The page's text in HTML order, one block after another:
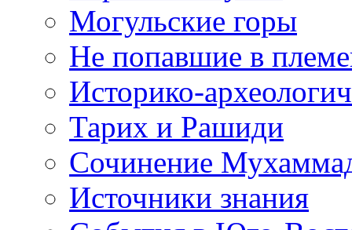
Могульские горы
Не попавшие в
Историко-
Тарих и Рашиди
Сочинение
Источники знания